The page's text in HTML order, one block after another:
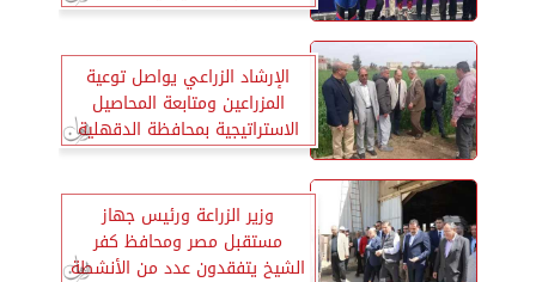
الإرشاد الزراعي يواصل توعية
المزراعين ومتابعة المحاصيل
الاستراتيجية بمحافظة الدقهلية
وزير الزراعة ورئيس جهاز
مستقبل مصر ومحافظ كفر
الشيخ يتفقدون عدد من الأنشطة